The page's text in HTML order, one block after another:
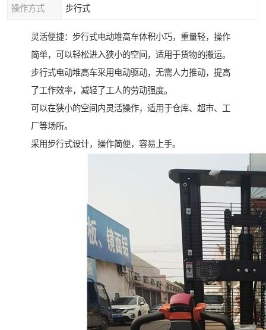
操作方式 步行式
灵活便捷：步行式电动堆高车体积小巧，重量轻，操作
简单，可以轻松进入狭小的空间，适用于货物的搬运。
步行式电动堆高车采用电动驱动，无需人力推动，提高
了工作效率，减轻了工人的劳动强度。
可以在狭小的空间内灵活操作，适用于仓库、超市、工
厂等场所。
采用步行式设计，操作简便，容易上手。